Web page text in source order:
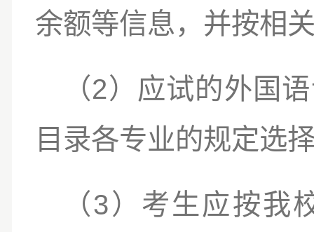
余额等信息，并按相
（2）应试的外国
目录各专业的规定选
（3 ） 考生应按我